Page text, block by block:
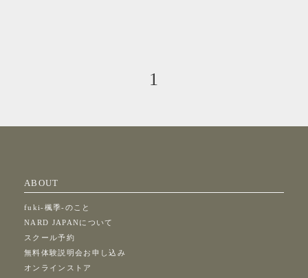
1
ABOUT
fuki-楓季-のこと
NARD JAPANについて
スクール予約
無料体験説明会お申し込み
オンラインストア